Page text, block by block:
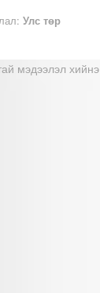
Улс төр